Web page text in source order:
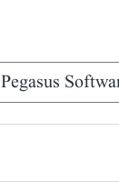
Pegasus